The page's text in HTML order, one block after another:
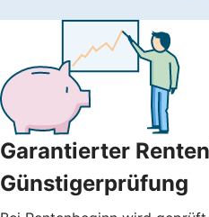
Garantierter
Günstigerprüfung